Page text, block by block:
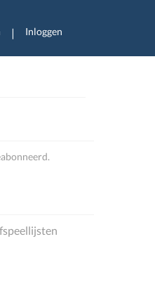
| Inloggen